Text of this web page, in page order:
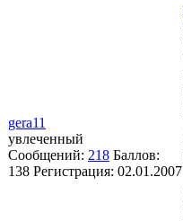
gera11
увлеченный
Сообщений: 218 Баллов:
138 Регистрация: 02.01.2007